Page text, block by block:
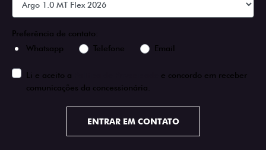
Preferência de contato:
Whatsapp
Telefone Email
Li e aceito a
e concordo em receber
comunicações da concessionária.
ENTRAR EM CONTATO